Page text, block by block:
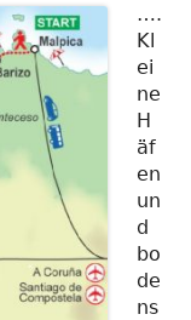
….
Kl
ei
ne
H
äf
en
un
d
bo
de
ns